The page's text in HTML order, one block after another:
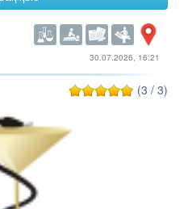
30.07.2026, 16:21
(3 / 3)